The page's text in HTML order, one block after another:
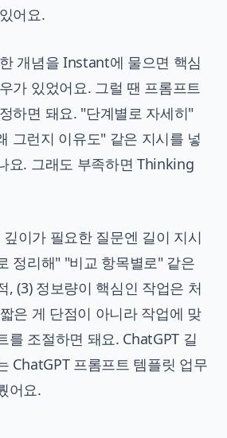
어요.
개념을 Instant에 물으면 핵심
가 있었어요. 그럴 땐 프롬프트
하면 돼요. "단계별로 자세히"
그런지 이유도" 같은 지시를 넣
요. 그래도 부족하면 Thinking
이가 필요한 질문엔 길이 지시
정리해" "비교 항목별로" 같은
, (3) 정보량이 핵심인 작업은 처
은 게 단점이 아니라 작업에 맞
를 조절하면 돼요. ChatGPT 길
ChatGPT 프롬프트 템플릿 업무
어요.